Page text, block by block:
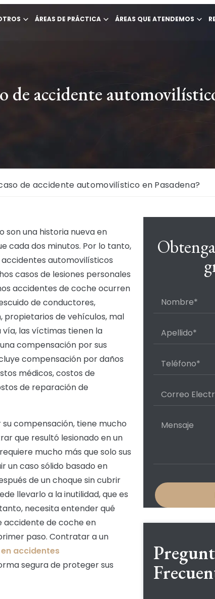
ÁREAS DE PRÁCTICA ÁREAS QUE ATENDEMOS
de accidente
de accidente automovilístico en Pasadena?
son una historia nueva en
cada dos minutos. Por lo tanto,
accidentes automovilísticos
casos de lesiones personales
accidentes de coche ocurren
de conductores,
de vehículos, mal
las víctimas tienen la
compensación por sus
compensación por daños
médicos, costos de
de reparación de
compensación, tiene mucho
que resultó lesionado en un
mucho más que solo sus
un caso sólido basado en
de un choque sin cubrir
llevarlo a la inutilidad, que es
necesita entender qué
accidente de coche en
paso. Contratar a un
accidentes
segura de proteger sus